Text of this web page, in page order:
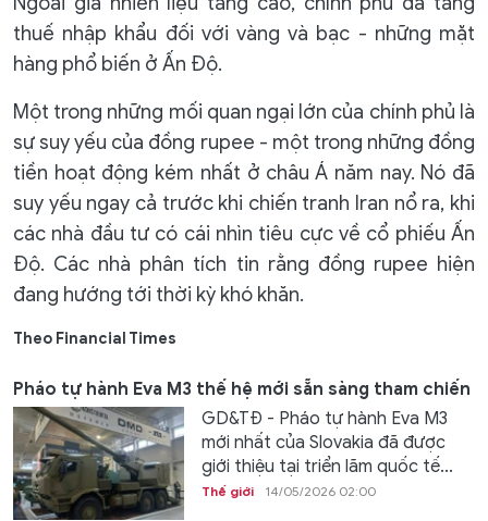
thuế nhập khẩu đối với vàng và bạc - những mặt
hàng phổ biến ở Ấn Độ.
Một trong những mối quan ngại lớn của chính phủ là
sự suy yếu của đồng rupee - một trong những đồng
tiền hoạt động kém nhất ở châu Á năm nay. Nó đã
suy yếu ngay cả trước khi chiến tranh Iran nổ ra, khi
các nhà đầu tư có cái nhìn tiêu cực về cổ phiếu Ấn
Độ. Các nhà phân tích tin rằng đồng rupee hiện
đang hướng tới thời kỳ khó khăn.
Theo Financial Times
Pháo tự hành Eva M3 thế hệ mới sẵn sàng tham chiến
GD&TĐ - Pháo tự hành Eva M3
mới nhất của Slovakia đã được
giới thiệu tại triển lãm quốc tế...
Thế giới 14/05/2026 02:00